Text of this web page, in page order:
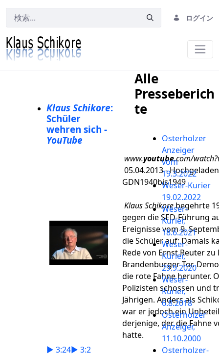
ログイン
Klaus Schikore:
Schüler
wehren sich -
YouTube
www.​​​​​​​youtube.com/
05.04.2013 -
GDN1940bis1949
Klaus Schikorebegehrte
gegen die SED-Führung
Ereignisse vom 9.
die Schüler auf: Damals
Rede von Ernst Reuter zu
Brandenburger Tor.
die rote Fahne herunter.
Polizisten schossen und
Jährigen. Anders als
war er jedoch ein
derjenige, der die Fahne
hatte.
► 3:24► 3:2
Alle
Presseberich
te
Osterholzer
Anzeiger
vom
19.3.2022
Weser-Kurier
19.02.2022
Weser-
Kurier,
18.6.2021
Weser-
Kurier,
29.9.2020
Weser-
Kurier,
6.8.2018
Osterholzer
Anzeiger,
11.10.2000
Osterholzer-